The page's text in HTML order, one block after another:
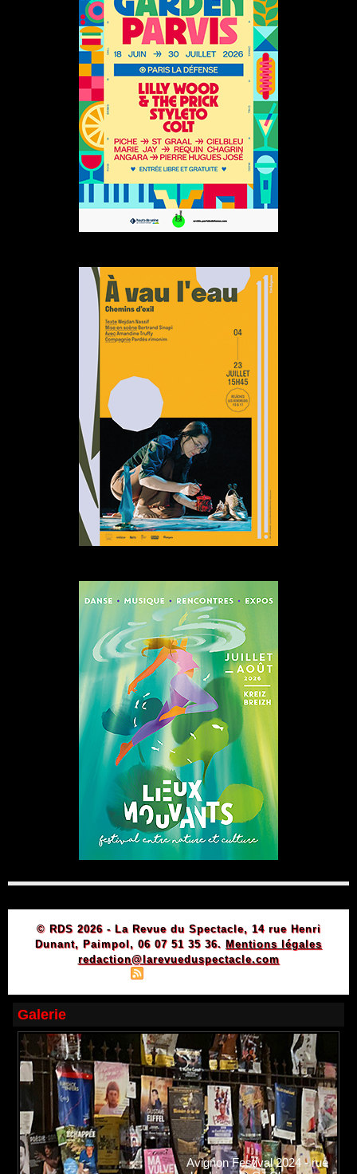
© RDS 2026 - La Revue du Spectacle, 14 rue Henri
Dunant, Paimpol, 06 07 51 35 36. Mentions légales
redaction@larevueduspectacle.com
Galerie
Avignon Festival 2024 - rue